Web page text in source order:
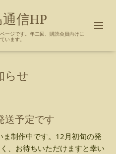
信HP
ージです。年二回、購読会員向けに
います。
らせ
送予定です
制作中です。12月初旬の発
、お待ちいただけますと幸い